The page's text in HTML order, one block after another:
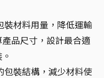
裝材料用量，降低運輸
品尺寸，設計最合適
包裝結構，減少材料使